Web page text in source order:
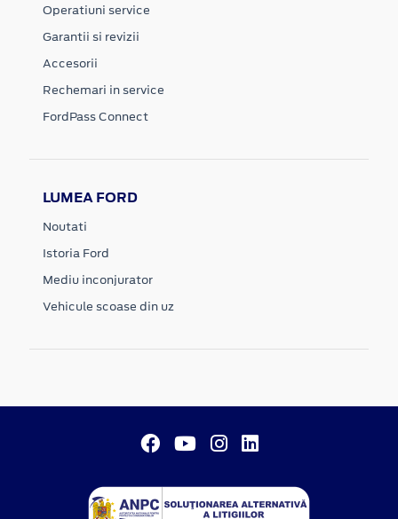
Operatiuni service
Garantii si revizii
Accesorii
Rechemari in service
FordPass Connect
LUMEA FORD
Noutati
Istoria Ford
Mediu inconjurator
Vehicule scoase din uz